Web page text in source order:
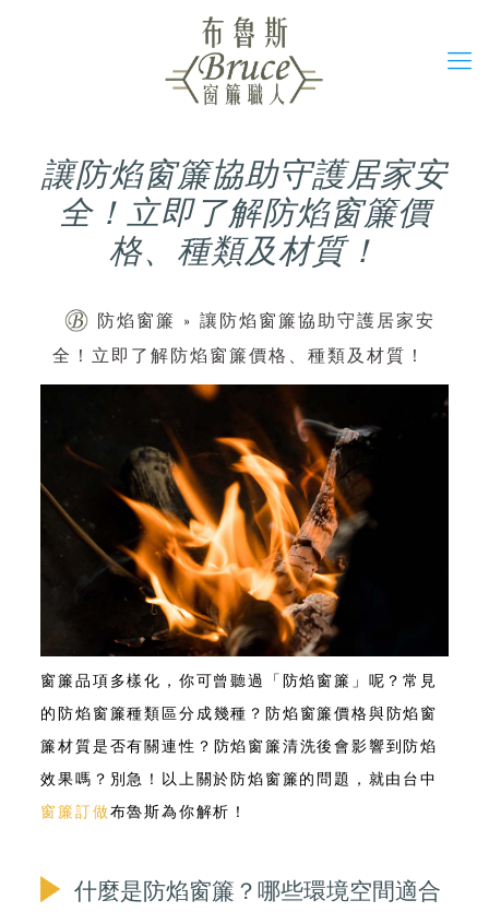
讓防焰窗簾協助守護居家安
全！立即了解防焰窗簾價
格、種類及材質！
防焰窗簾 » 讓防焰窗簾協助守護居家安
全！立即了解防焰窗簾價格、種類及材質！
窗簾品項多樣化，你可曾聽過「 防焰窗簾 」呢？常見
的 防焰窗簾種類 區分成幾種？ 防焰窗簾價格與防焰窗
簾材質是否有關連性？ 防焰窗簾清洗後會影響到防焰
效果嗎？別急！以上關於防焰窗簾的問題，就由台中
窗簾訂做布魯斯為你解析！
什麼是防焰窗簾？哪些環境空間適合